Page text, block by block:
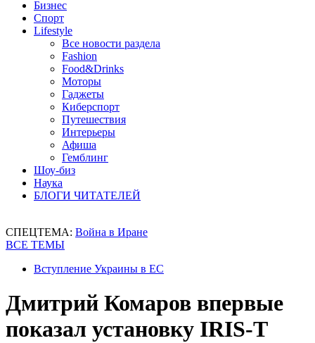
Бизнес
Спорт
Lifestyle
Все новости раздела
Fashion
Food&Drinks
Моторы
Гаджеты
Киберспорт
Путешествия
Интерьеры
Афиша
Гемблинг
Шоу-биз
Наука
БЛОГИ ЧИТАТЕЛЕЙ
СПЕЦТЕМА: Война в Иране
ВСЕ ТЕМЫ
Вступление Украины в ЕС
Дмитрий Комаров впервые
показал установку IRIS-T